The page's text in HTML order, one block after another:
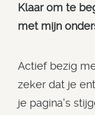
Klaar om te
met mijn
Actief bezig
zeker dat je
je pagina's